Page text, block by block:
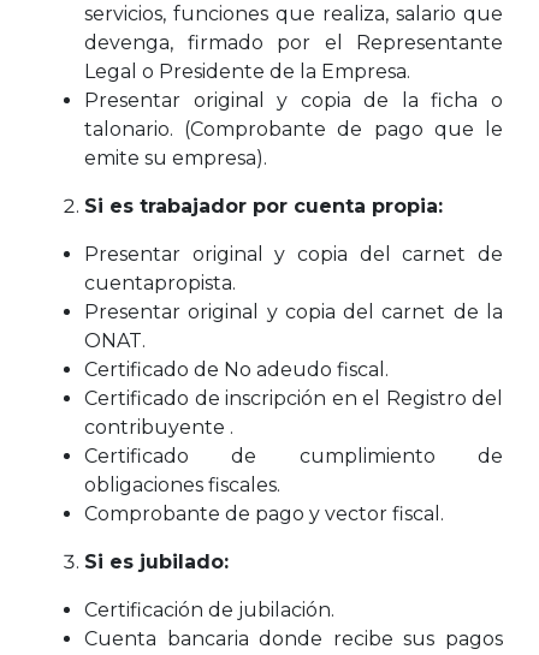
servicios, funciones que realiza, salario que
devenga, firmado por el Representante
Legal o Presidente de la Empresa.
Presentar original y copia de la ficha o
talonario. (Comprobante de pago que le
emite su empresa).
Si es trabajador por cuenta propia:
Presentar original y copia del carnet de
cuentapropista.
Presentar original y copia del carnet de la
ONAT.
Certificado de No adeudo fiscal.
Certificado de inscripción en el Registro del
contribuyente .
Certificado de cumplimiento de
obligaciones fiscales.
Comprobante de pago y vector fiscal.
Si es jubilado:
Certificación de jubilación.
Cuenta bancaria donde recibe sus pagos